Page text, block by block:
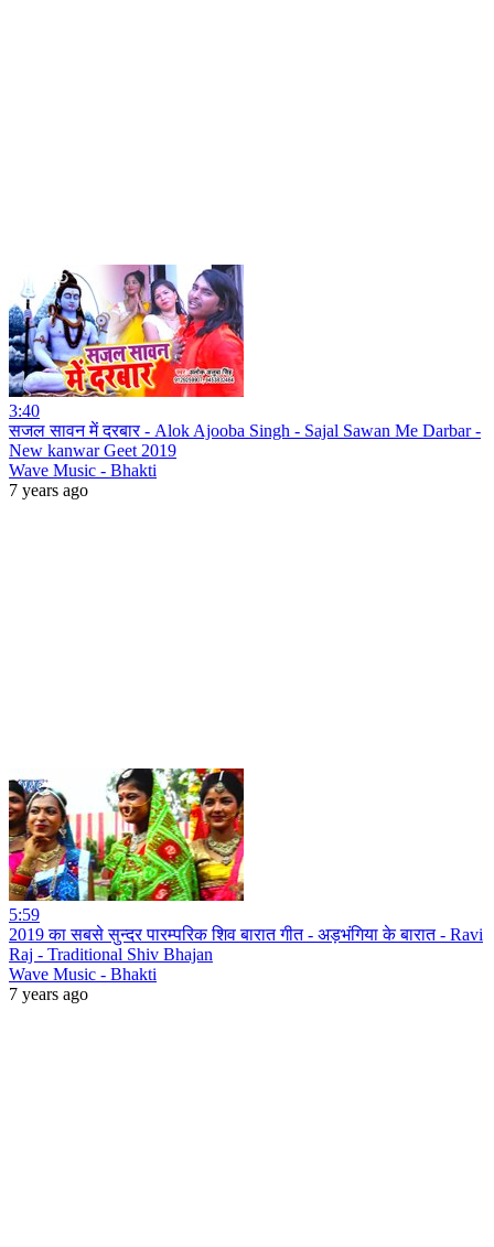
3:40
सजल सावन में दरबार - Alok Ajooba Singh - Sajal Sawan Me Darbar -
New kanwar Geet 2019
Wave Music - Bhakti
7 years ago
5:59
2019 का सबसे सुन्दर पारम्परिक शिव बारात गीत - अड़भंगिया के बारात - Ravi
Raj - Traditional Shiv Bhajan
Wave Music - Bhakti
7 years ago